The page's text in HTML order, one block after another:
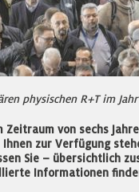
physischen R+T im
Zeitraum von sechs
zur Verfügung
Sie – übersichtlich
Informationen